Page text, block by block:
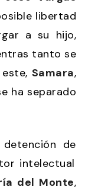
libertad
a su hijo,
tanto se
Samara,
ha separado
de
intelectual
del Monte,